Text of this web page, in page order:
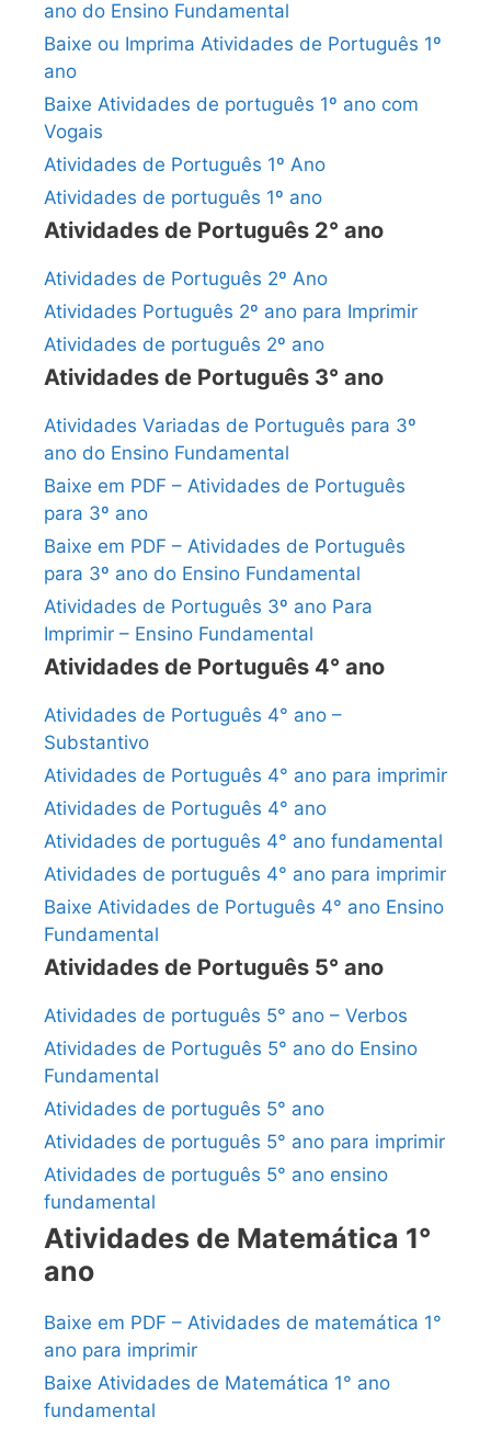
ano do Ensino Fundamental
Baixe ou Imprima Atividades de Português 1º
ano
Baixe Atividades de português 1º ano com
Vogais
Atividades de Português 1º Ano
Atividades de português 1º ano
Atividades de Português 2° ano
Atividades de Português 2º Ano
Atividades Português 2º ano para Imprimir
Atividades de português 2º ano
Atividades de Português 3° ano
Atividades Variadas de Português para 3º
ano do Ensino Fundamental
Baixe em PDF – Atividades de Português
para 3º ano
Baixe em PDF – Atividades de Português
para 3º ano do Ensino Fundamental
Atividades de Português 3º ano Para
Imprimir – Ensino Fundamental
Atividades de Português 4° ano
Atividades de Português 4° ano –
Substantivo
Atividades de Português 4° ano para imprimir
Atividades de Português 4° ano
Atividades de português 4° ano fundamental
Atividades de português 4° ano para imprimir
Baixe Atividades de Português 4° ano Ensino
Fundamental
Atividades de Português 5° ano
Atividades de português 5° ano – Verbos
Atividades de Português 5° ano do Ensino
Fundamental
Atividades de português 5° ano
Atividades de português 5° ano para imprimir
Atividades de português 5° ano ensino
fundamental
Atividades de Matemática 1°
ano
Baixe em PDF – Atividades de matemática 1°
ano para imprimir
Baixe Atividades de Matemática 1° ano
fundamental